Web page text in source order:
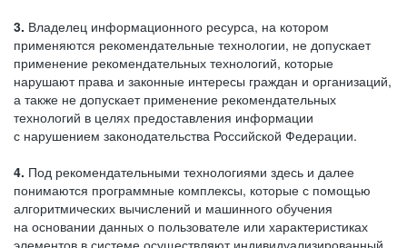
3. Владелец информационного ресурса, на котором
применяются рекомендательные технологии, не допускает
применение рекомендательных технологий, которые
нарушают права и законные интересы граждан и организаций,
а также не допускает применение рекомендательных
технологий в целях предоставления информации
с нарушением законодательства Российской Федерации.
4. Под рекомендательными технологиями здесь и далее
понимаются программные комплексы, которые с помощью
алгоритмических вычислений и машинного обучения
на основании данных о пользователе или характеристиках
элементов в системе осуществляют индивидуализированный